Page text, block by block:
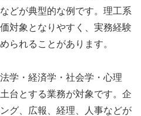
どが典型的な例です。理工系
対象となりやすく、実務経験
られることがあります。
学・経済学・社会学・心理
台とする業務が対象です。企
グ、広報、経理、人事などが